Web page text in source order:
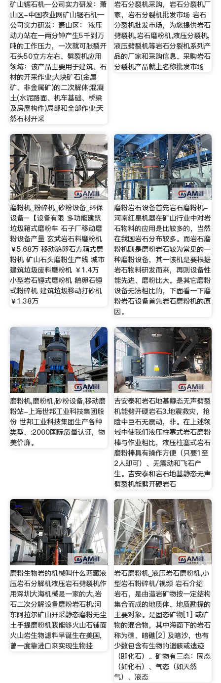
矿山锯石机—公司实力研发：萧
山区-中国农业网矿山锯石机—
公司实力研发：萧山区： 液压
动力站在一两分钟产生5千到万
吨的工作压力，一次就可胀裂开
石头50立方左右。劈裂机应用
领域：该产品主要用于建筑、石
材的开采作业;大块矿石(金属
矿、非金属矿)的二次解体;混凝
土(水泥路面、机车基础、桥梁
及房屋构件)局部和全部作业;天
然石材开采
岩石分裂机采购，岩石分裂机厂
家，岩石分裂机批发市场 岩石
分裂机批发市场，为您提供岩石
劈裂机,岩石磨粉机,液压分裂机,
液压劈裂机等岩石分裂机系列产
品的厂家和采购信息。采购岩石
分裂机产品就上名称批发市场
磨粉机_粉碎机_砂粉设备_环保
设备–【设备有限 多功能建筑
垃圾箱式磨粉车 石子厂移动磨
粉设备产量 玄武岩石料磨粉机
￥5.68万 移动鹅卵石方箱式磨
粉机 矿山石头磨粉生产线 城市
建筑垃圾废料磨粉机 ￥1.4万
小型岩石锤式磨粉机 鹅卵石锤
式粉碎机 建筑垃圾移动打砂机
￥1.38万
磨粉岩石设备首先岩石磨粉机-
河南红星机器在矿山行业中对岩
石物料的应用是比较多的，当然
在我国岩石分布较多。而岩石磨
粉机则是磨粉岩石较为常见的一
种磨粉设备，其一该机是要根据
岩石物料研发而来，再则设备性
能先进、磨粉比大。是其它磨粉
设备无法相比的，下面看一下磨
粉岩石设备首先岩石磨粉机的原
因。
磨粉机,磨粉机,砂粉设备,移动磨
粉站-上海世邦工业科技集团股
份 世邦工业科技集团生产各种
类型、:2000国际质量认证，物
美价廉。
吉安泰和岩石地基静态无声劈裂
机能劈开硬岩石3.地震救灾，抢
险中巨石无震动，非。在上述领
域中使我们液压柱塞式岩石磨粉
棒与作业相比，液压柱塞式岩石
磨粉棒具有操作方便（只要1至
2人即可）、无震动和飞石产
生。吉安泰和岩石地基静态无声
劈裂机能劈开硬岩石
磨粉生物岩的机械叫什么西藏液
压岩石分解机液压岩石劈裂机作
用深圳大海机械是一家的大,岩
石二次分解设备磨粉岩石机:河
东阿拉尔矿山开采静态磨粉无尘
土手提磨粉机我能够火山石铺面
火山岩生物滤料早诞生在美国,
曾一度靠进口来实现生物挂
岩石磨粉机_液压岩石磨粉机,小
型岩石粉碎机/视频 岩石介绍
岩石，是由造岩矿物按一定结构
集合而成的地质体。地质勘探的
主要对象。是固态矿物[1] 或矿
物的混合物，其中海面下的岩石
称为礁、暗礁[2] 及暗沙，也有
少数包含有生物的遗骸或遗迹
（即化石）。矿物有三态：固态
（如化石）、气态（如天然
气）、液态